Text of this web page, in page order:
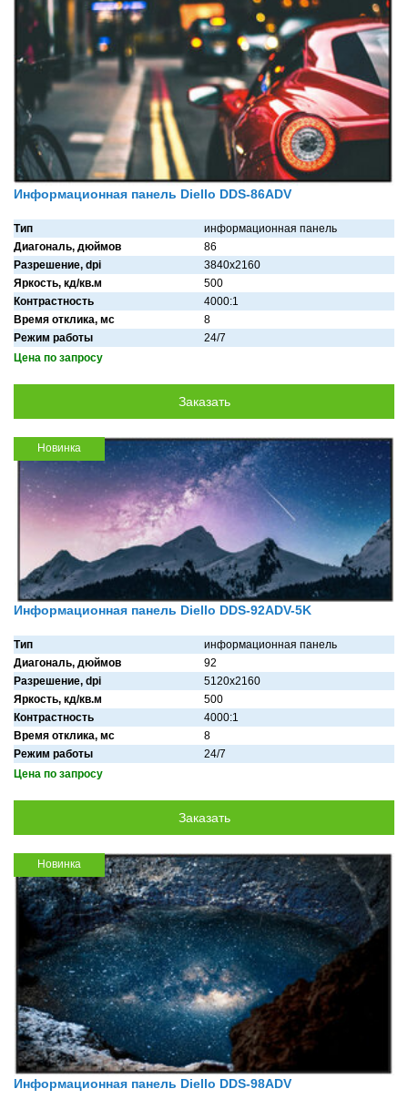
Информационная панель Diello DDS-86ADV
Тип
информационная панель
Диагональ, дюймов
86
Разрешение, dpi
3840x2160
Яркость, кд/кв.м
500
Контрастность
4000:1
Время отклика, мс
8
Режим работы
24/7
Цена по запросу
Новинка
Информационная панель Diello DDS-92ADV-5K
Тип
информационная панель
Диагональ, дюймов
92
Разрешение, dpi
5120x2160
Яркость, кд/кв.м
500
Контрастность
4000:1
Время отклика, мс
8
Режим работы
24/7
Цена по запросу
Новинка
Информационная панель Diello DDS-98ADV